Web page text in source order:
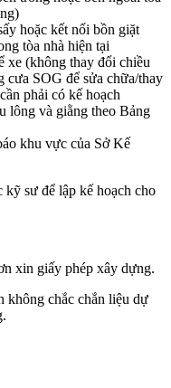
hoặc kết nối bồn giặt
tòa nhà hiện tại
xe (không thay đổi chiều
cưa SOG để sửa chữa/thay
phải có kế hoạch
lông và giằng theo Bảng
khu vực của Sở Kế
kỹ sư để lập kế hoạch cho
xin giấy phép xây dựng.
không chắc chắn liệu dự